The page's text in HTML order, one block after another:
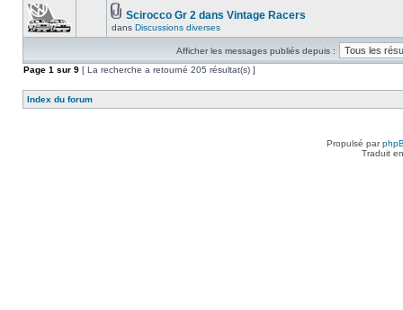
Scirocco Gr 2 dans Vintage Racers
dans Discussions diverses
Afficher les messages publiés depuis :
Page 1 sur 9 [ La recherche a retourné 205 résultat(s) ]
Index du forum
Propulsé par
Traduit